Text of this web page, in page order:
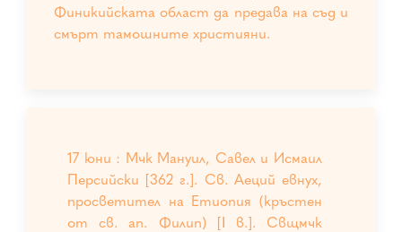
Финикийската област да предава на съд и
смърт тамошните християни.
17 юни : Мчк Мануил, Савел и Исмаил
Персийски [362 г.]. Св. Аеций евнух,
просветител на Етиопия (кръстен
от св. ап. Филип) [І в.]. Свщмчк